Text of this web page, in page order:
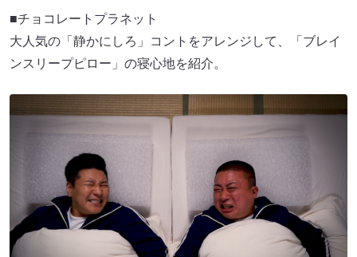
■チョコレートプラネット
大人気の「静かにしろ」コントをアレンジして、「ブレイ
ンスリープピロー」の寝心地を紹介。